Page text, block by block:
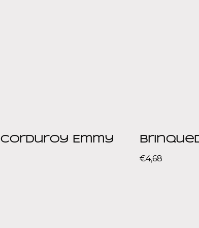
Emmy
€4,68